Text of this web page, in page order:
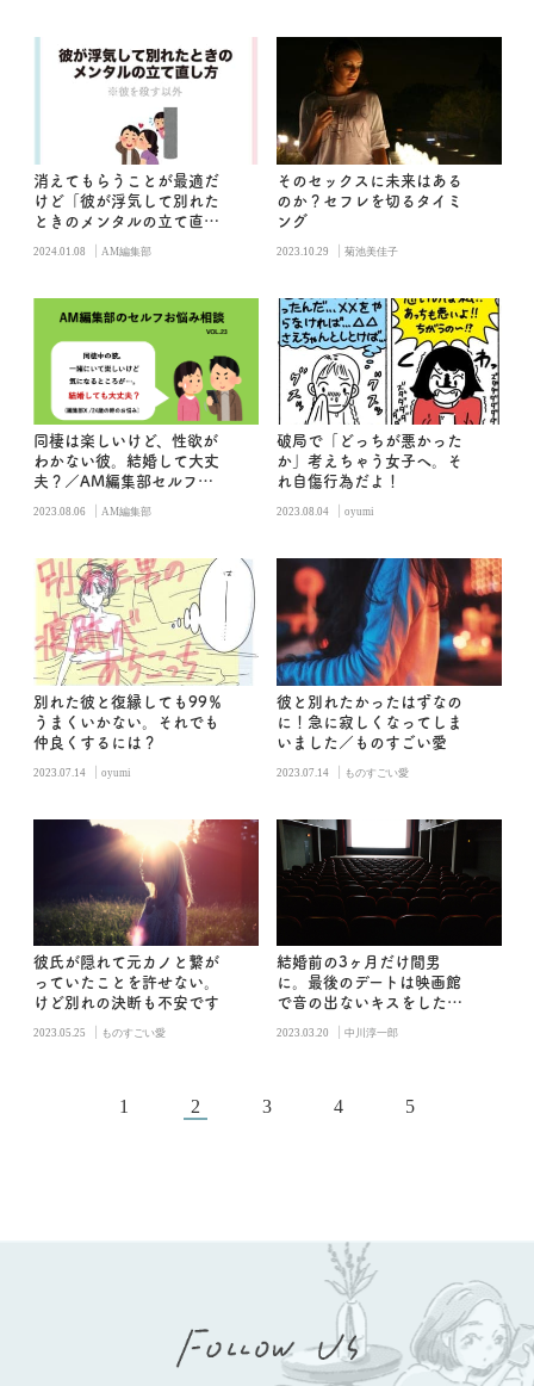
消えてもらうことが最適だ
けど「彼が浮気して別れた
ときのメンタルの立て直し
2024.01.08 | AM編集部
そのセックスに未来はある
のか？セフレを切るタイミ
ング
2023.10.29 | 菊池美佳子
同棲は楽しいけど、性欲が
わかない彼。結婚して大丈
夫？／AM編集部セルフお
2023.08.06 | AM編集部
破局で「どっちが悪かった
か」考えちゃう女子へ。そ
れ自傷行為だよ！
2023.08.04 | oyumi
別れた彼と復縁しても99％
うまくいかない。それでも
仲良くするには？
2023.07.14 | oyumi
彼と別れたかったはずなの
に！急に寂しくなってしま
いました／ものすごい愛
2023.07.14 | ものすごい愛
彼氏が隠れて元カノと繋が
っていたことを許せない。
けど別れの決断も不安です
2023.05.25 | ものすごい愛
結婚前の3ヶ月だけ間男
に。最後のデートは映画館
で音の出ないキスをした／
中川淳一郎
2023.03.20 | 中川淳一郎
1 2 3 4 5